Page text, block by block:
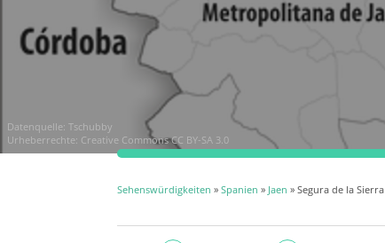
Datenquelle: Tschubby
Urheberrechte: Creative Commons CC BY-SA 3.0
Sehenswürdigkeiten » Spanien » Jaen » Segura de la Sierra